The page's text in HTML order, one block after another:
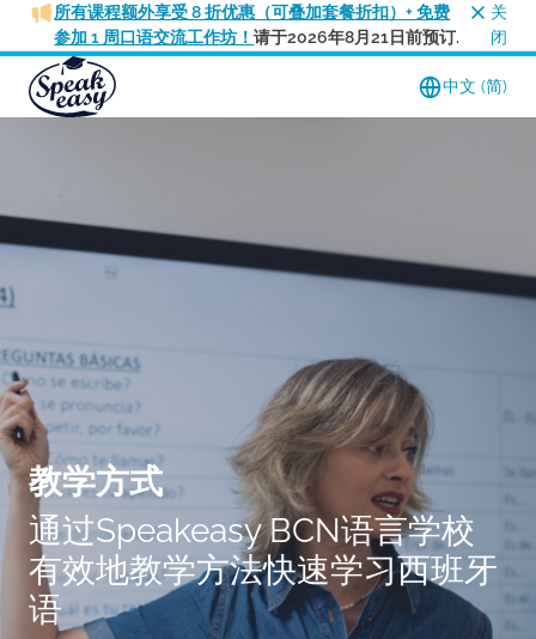
所有课程额外享受 8 折优惠（可叠加套餐折扣）+ 免费
参加 1 周口语交流工作坊！请于2026年8月21日前预订.
关
闭
中文 (简)
教学方式
通过Speakeasy BCN语言学校
有效地教学方法快速学习西班牙
语